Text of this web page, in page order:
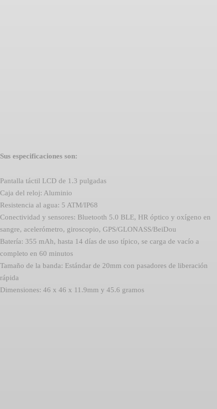
Sus especificaciones son:
Pantalla táctil LCD de 1.3 pulgadas
Caja del reloj: Aluminio
Resistencia al agua: 5 ATM/IP68
Conectividad y sensores: Bluetooth 5.0 BLE, HR óptico y oxígeno en
sangre, acelerómetro, giroscopio, GPS/GLONASS/BeiDou
Batería: 355 mAh, hasta 14 días de uso típico, se carga de vacío a
completo en 60 minutos
Tamaño de la banda: Estándar de 20mm con pasadores de liberación
rápida
Dimensiones: 46 x 46 x 11.9mm y 45.6 gramos